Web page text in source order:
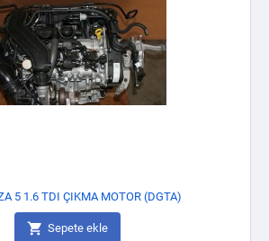
5 1.6 TDI ÇIKMA MOTOR (DGTA)
 Sepete ekle